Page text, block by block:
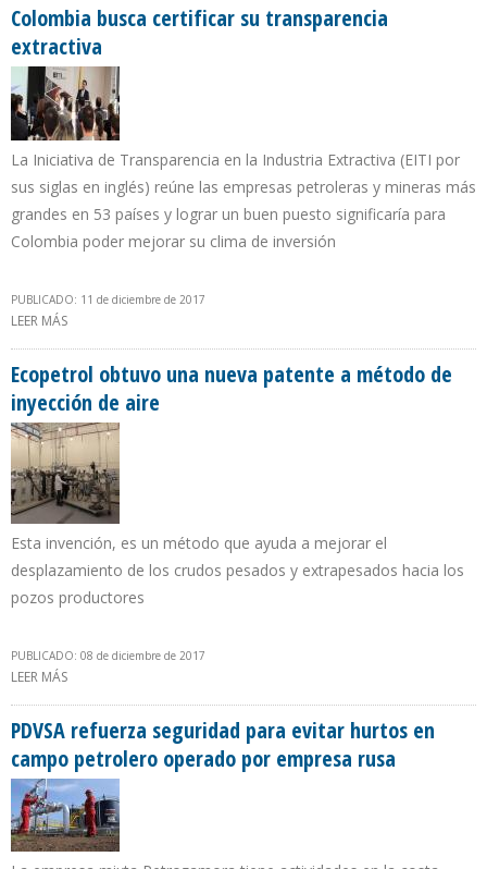
Colombia busca certificar su transparencia
extractiva
La Iniciativa de Transparencia en la Industria Extractiva (EITI por
sus siglas en inglés) reúne las empresas petroleras y mineras más
grandes en 53 países y lograr un buen puesto significaría para
Colombia poder mejorar su clima de inversión
PUBLICADO: 11 de diciembre de 2017
LEER MÁS
Ecopetrol obtuvo una nueva patente a método de
inyección de aire
Esta invención, es un método que ayuda a mejorar el
desplazamiento de los crudos pesados y extrapesados hacia los
pozos productores
PUBLICADO: 08 de diciembre de 2017
LEER MÁS
PDVSA refuerza seguridad para evitar hurtos en
campo petrolero operado por empresa rusa